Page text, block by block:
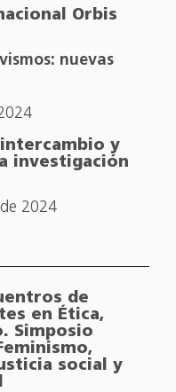
Orbis
nuevas
intercambio y
investigación
2024
de
en Ética,
Simposio
social y